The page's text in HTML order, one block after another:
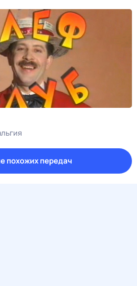
похожих передач